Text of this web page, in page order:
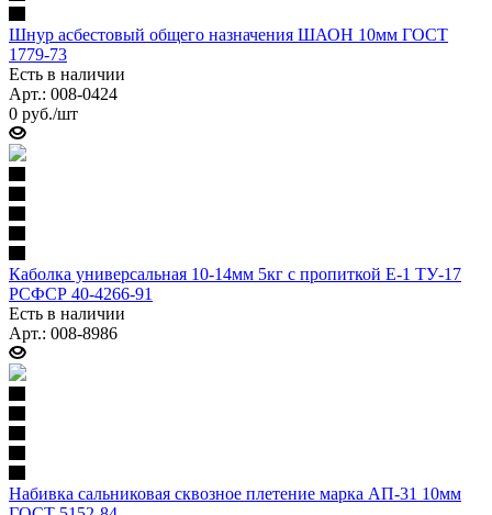
Шнур асбестовый общего назначения ШАОН 10мм ГОСТ
1779-73
Есть в наличии
Арт.: 008-0424
0 руб./шт
Каболка универсальная 10-14мм 5кг с пропиткой Е-1 ТУ-17
РСФСР 40-4266-91
Есть в наличии
Арт.: 008-8986
Набивка сальниковая сквозное плетение марка АП-31 10мм